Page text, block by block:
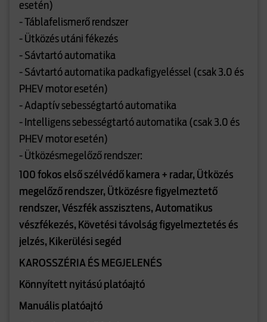
esetén)
- Táblafelismerő rendszer
- Ütközés utáni fékezés
- Sávtartó automatika
- Sávtartó automatika padkafigyeléssel (csak 3.0 és
PHEV motor esetén)
- Adaptív sebességtartó automatika
- Intelligens sebességtartó automatika (csak 3.0 és
PHEV motor esetén)
- Ütközésmegelőző rendszer:
100 fokos első szélvédő kamera + radar, Ütközés
megelőző rendszer, Ütközésre figyelmeztető
rendszer, Vészfék asszisztens, Automatikus
vészfékezés, Követési távolság figyelmeztetés és
jelzés, Kikerülési segéd
KAROSSZÉRIA ÉS MEGJELENÉS
Könnyített nyitású platóajtó
Manuális platóajtó